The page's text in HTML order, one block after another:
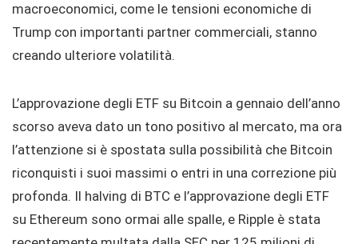
macroeconomici, come le tensioni economiche di
Trump con importanti partner commerciali, stanno
creando ulteriore volatilità.
L’approvazione degli ETF su Bitcoin a gennaio dell’anno
scorso aveva dato un tono positivo al mercato, ma ora
l’attenzione si è spostata sulla possibilità che Bitcoin
riconquisti i suoi massimi o entri in una correzione più
profonda. Il halving di BTC e l’approvazione degli ETF
su Ethereum sono ormai alle spalle, e Ripple è stata